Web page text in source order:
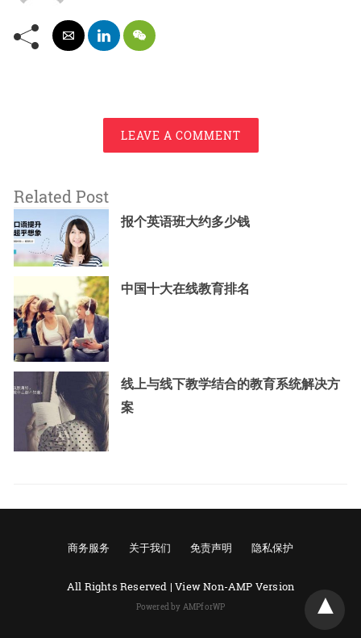
LEAVE A COMMENT
Related Post
报个英语班大约多少钱
中国十大在线教育排名
线上与线下教学结合的教育系统解决方
案
商务服务 关于我们 免责声明 隐私保护
All Rights Reserved |View Non-AMP Version
Powered by AMPforWP